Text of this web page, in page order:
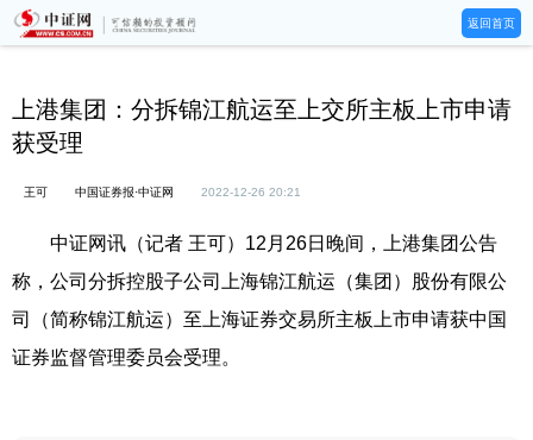
返回首页
上港集团：分拆锦江航运至上交所主板上市申请
获受理
王可 中国证券报·中证网 2022-12-26 20:21
中证网讯（记者 王可）12月26日晚间，上港集团公告
称，公司分拆控股子公司上海锦江航运（集团）股份有限公
司（简称锦江航运）至上海证券交易所主板上市申请获中国
证券监督管理委员会受理。